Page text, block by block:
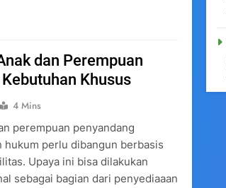
dan Perempuan
Khusus
4 Mins
perempuan penyandang
hukum perlu dibangun berbasis
Upaya ini bisa dilakukan
sebagai bagian dari penyediaaan